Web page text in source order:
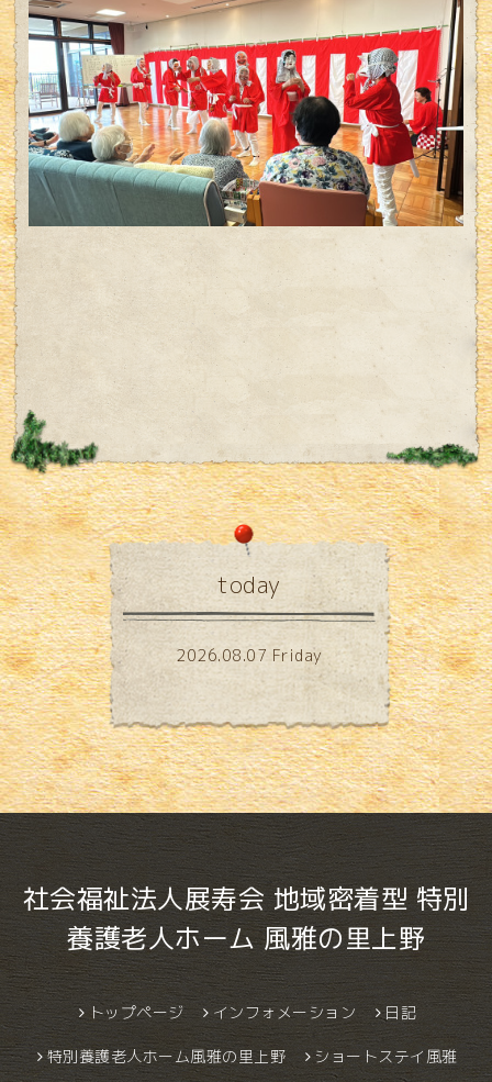
today
2026.08.07 Friday
社会福祉法人展寿会 地域密着型 特別
養護老人ホーム 風雅の里上野
トップページ インフォメーション 日記
特別養護老人ホーム風雅の里上野 ショートステイ風雅